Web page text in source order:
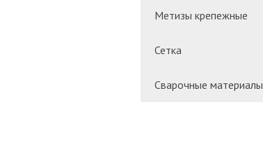
Метизы крепежные
Сетка
Сварочные материалы